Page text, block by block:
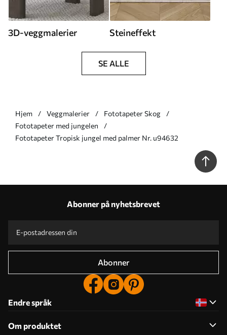
3D-veggmalerier Steineffekt
SE ALLE
Hjem Veggmalerier
Fototapeter Skog
Fototapeter med jungelen
Fototapeter Tropisk jungel med palmer Nr. u94632
Abonner på nyhetsbrevet
Abonner
Endre språk
Om produktet